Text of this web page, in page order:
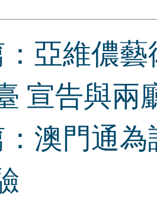
：亞維儂
宣告與兩
澳門通